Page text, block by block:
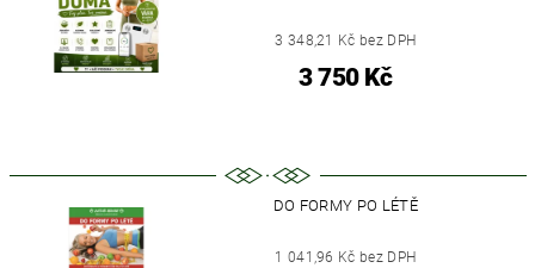
3 348,21 Kč bez DPH
3 750 Kč
DO FORMY PO LÉTĚ
1 041,96 Kč bez DPH